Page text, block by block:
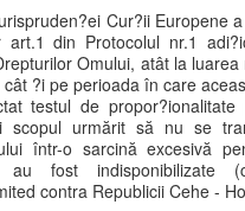
Cur?ii Europene
art.1 din Protocolul nr.1
Omului, atât la
?i pe perioada în care
testul de
scopul urmărit să nu se
într-o sarcină excesivă
fost indisponibilizate
contra Republicii Cehe -